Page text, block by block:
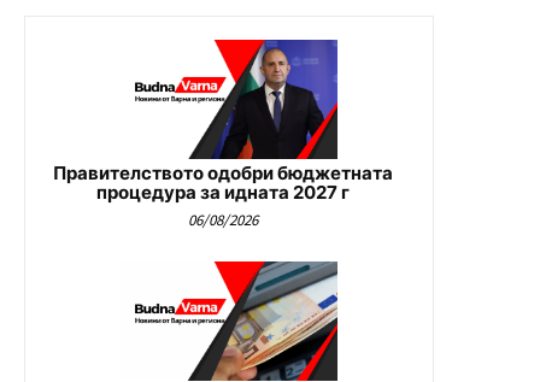
Правителството одобри бюджетната
процедура за идната 2027 г
06/08/2026